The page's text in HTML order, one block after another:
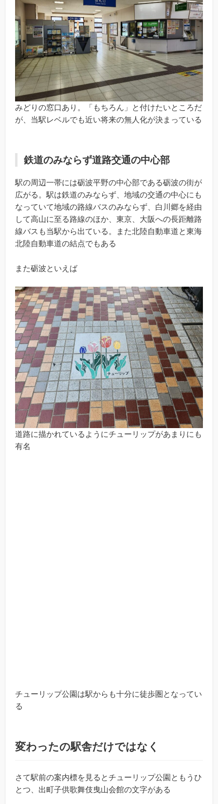
みどりの窓口あり。「もちろん」と付けたいところだ
が、当駅レベルでも近い将来の無人化が決まっている
鉄道のみならず道路交通の中心部
駅の周辺一帯には砺波平野の中心部である砺波の街が
広がる。駅は鉄道のみならず、地域の交通の中心にも
なっていて地域の路線バスのみならず、白川郷を経由
して高山に至る路線のほか、東京、大阪への長距離路
線バスも当駅から出ている。また北陸自動車道と東海
北陸自動車道の結点でもある
また砺波といえば
道路に描かれているようにチューリップがあまりにも
有名
チューリップ公園は駅からも十分に徒歩圏となってい
る
変わったの駅舎だけではなく
さて駅前の案内標を見るとチューリップ公園ともうひ
とつ、出町子供歌舞伎曳山会館の文字がある